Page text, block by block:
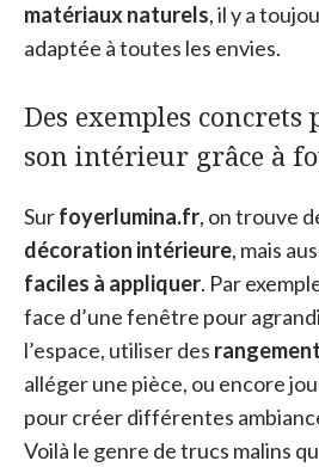
matériaux naturels, il y a
adaptée à toutes les envies.
Des exemples
son intérieur grâce à
Surfoyerlumina.fr, on trouve
décoration intérieure, mais
faciles à appliquer. Par
face d’une fenêtre pour
l’espace, utiliser des
alléger une pièce, ou encore
pour créer différentes
Voilà le genre de trucs malins